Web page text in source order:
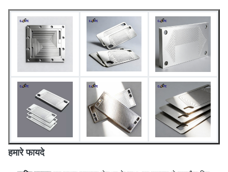
लीड टाइम
त्वरित प्रोटोटाइप (5-7 दिन); बड़े
पैमाने पर उत्पादन उपलब्ध
सतह खत्म
उत्कीर्ण, निष्क्रिय या कस्टम सतह
उपचार के रूप में
हमारे फायदे